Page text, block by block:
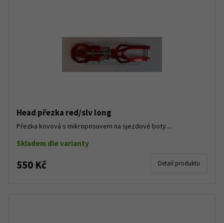
Head přezka red/slv long
Přezka kovová s mikroposuvem na sjezdové boty....
Skladem dle varianty
550 Kč Detail produktu